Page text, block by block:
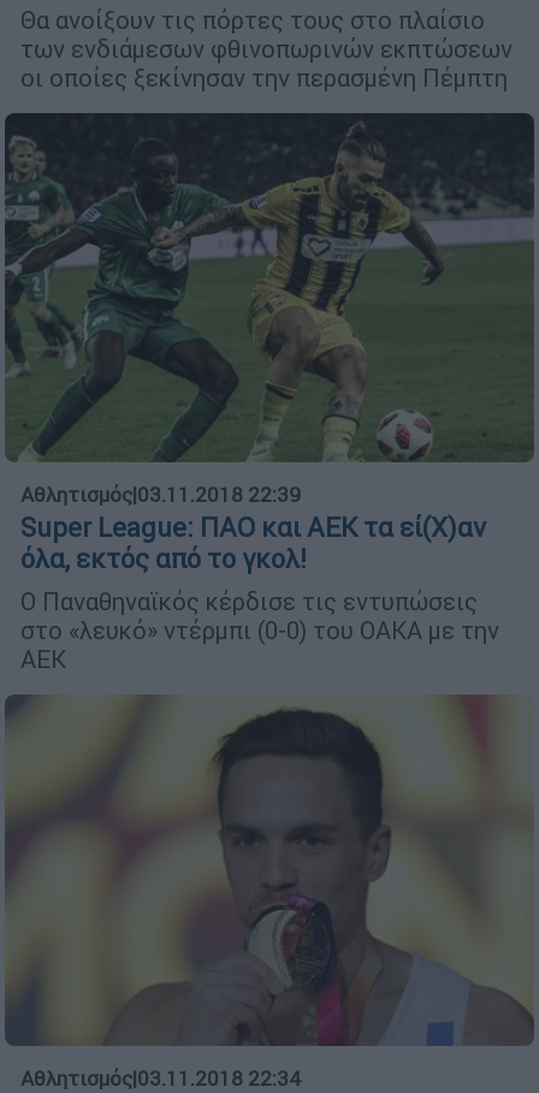
Θα ανοίξουν τις πόρτες τους στο πλαίσιο
των ενδιάμεσων φθινοπωρινών εκπτώσεων
οι οποίες ξεκίνησαν την περασμένη Πέμπτη
Αθλητισμός|03.11.2018 22:39
Super League: ΠΑΟ και ΑΕΚ τα εί(Χ)αν
όλα, εκτός από το γκολ!
Ο Παναθηναϊκός κέρδισε τις εντυπώσεις
στο «λευκό» ντέρμπι (0-0) του ΟΑΚΑ με την
ΑΕΚ
Αθλητισμός|03.11.2018 22:34